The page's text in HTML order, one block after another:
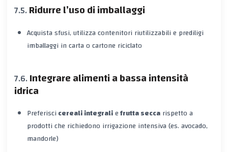
Ridurre l’uso di imballaggi
Acquista sfusi, utilizza contenitori riutilizzabili e prediligi
imballaggi in carta o cartone riciclato
Integrare alimenti a bassa intensità
idrica
Preferiscicereali integraliefrutta seccarispetto a
prodotti che richiedono irrigazione intensiva (es. avocado,
mandorle)